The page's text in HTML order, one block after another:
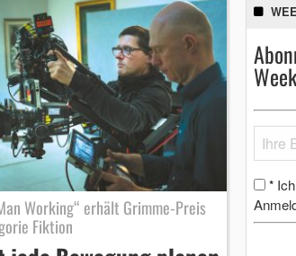
Working“ erhält Grimme-Preis
Fiktion
*